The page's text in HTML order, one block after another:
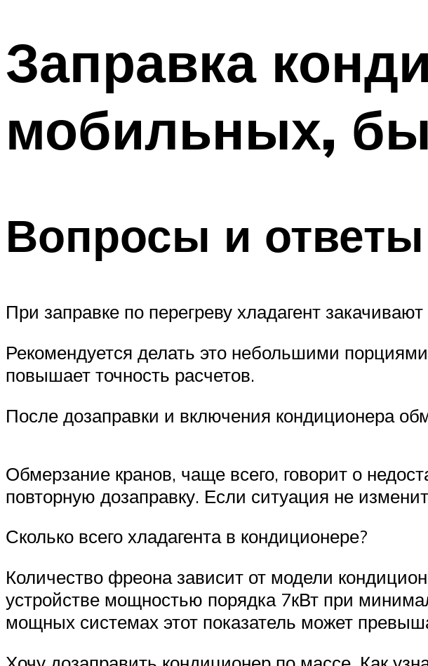
Заправка
мобильных,
Вопросы и ответы
При заправке по перегреву хладагент
Рекомендуется делать это небольшими
повышает точность расчетов.
После дозаправки и включения кондиционера
Обмерзание кранов, чаще всего, говорит о
повторную дозаправку. Если ситуация не
Сколько всего хладагента в кондиционере?
Количество фреона зависит от модели
устройстве мощностью порядка 7кВт при
мощных системах этот показатель может